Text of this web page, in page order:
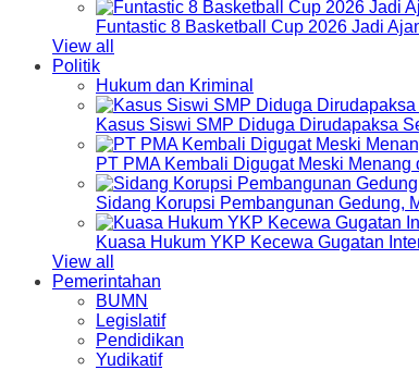
Funtastic 8 Basketball Cup 2026 Jadi
View all
Politik
Hukum dan Kriminal
Kasus Siswi SMP Diduga Dirudapaksa
PT PMA Kembali Digugat Meski
Sidang Korupsi Pembangunan Gedung,
Kuasa Hukum YKP Kecewa Gugatan
View all
Pemerintahan
BUMN
Legislatif
Pendidikan
Yudikatif